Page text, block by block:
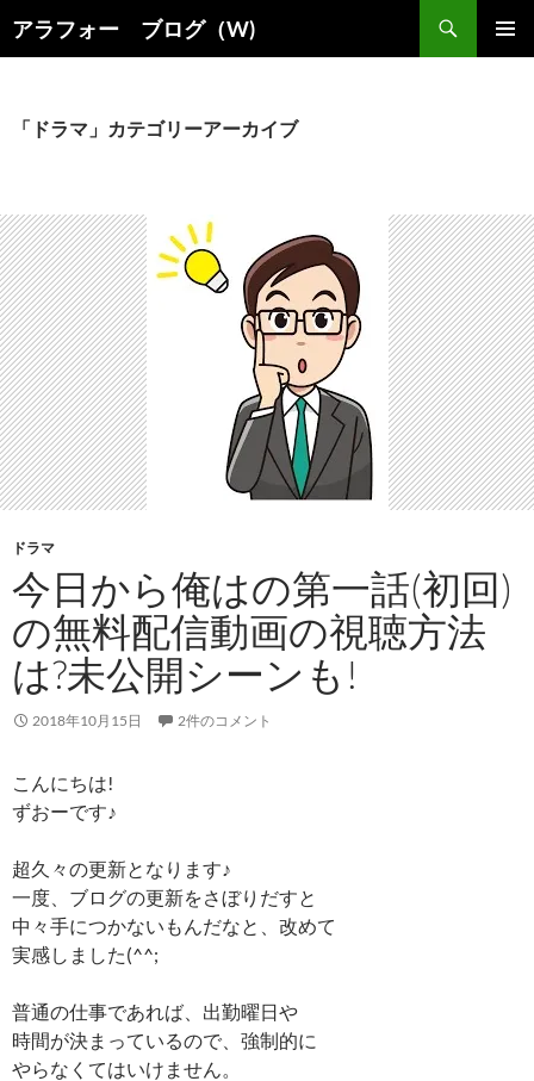
ン
キ
ッ
プ
アラフォー ブログ（W)
索
「ドラマ」カテゴリーアーカイブ
ドラマ
今日から俺はの第一話(初回)
の無料配信動画の視聴方法
は?未公開シーンも!
2018年10月15日 2件のコメント
こんにちは!
ずおーです♪
超久々の更新となります♪
一度、ブログの更新をさぼりだすと
中々手につかないもんだなと、改めて
実感しました(^^;
普通の仕事であれば、出勤曜日や
時間が決まっているので、強制的に
やらなくてはいけません。